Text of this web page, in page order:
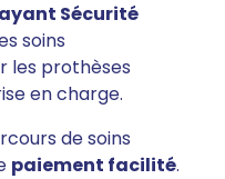
Sécurité
soins
les prothèses
en charge.
de soins
paiement facilité.